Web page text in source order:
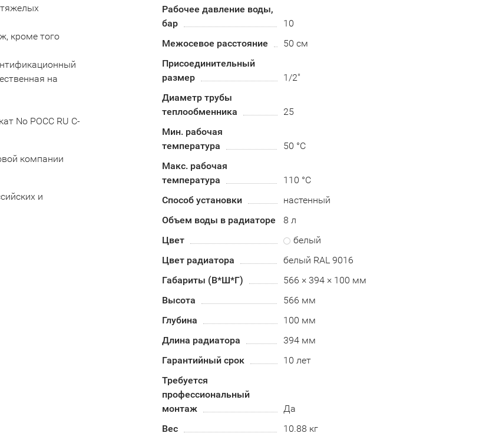
кроме того
на
No POCC RU C-
компании
и
Рабочее давление воды,
бар
10
Межосевое расстояние
50 см
Присоединительный
размер
1/2"
Диаметр трубы
теплообменника
25
Мин. рабочая
температура
50 °C
Макс. рабочая
температура
110 °C
Способ установки
настенный
Объем воды в радиаторе
8 л
Цвет
белый
Цвет радиатора
белый RAL 9016
Габариты (В*Ш*Г)
566 × 394 × 100 мм
Высота
566 мм
Глубина
100 мм
Длина радиатора
394 мм
Гарантийный срок
10 лет
Требуется
профессиональный
монтаж
Да
Вес
10.88 кг